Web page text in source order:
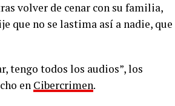
volver de cenar con su familia,
que no se lastima así a nadie, que
tengo todos los audios”, los
en Cibercrimen.